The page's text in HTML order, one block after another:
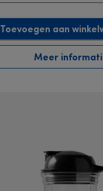
Toevoegen aan
Meer